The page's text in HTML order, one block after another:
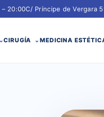
– 20:00C/ Príncipe de Vergara
CIRUGÍA MEDICINA